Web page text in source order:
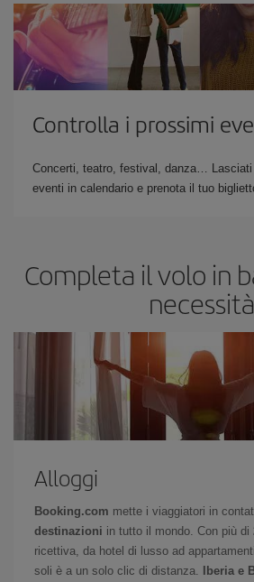
Controlla i prossimi
Concerti, teatro, festival, danza… Lasciati
eventi in calendario e prenota il tuo
Completa il volo in
necessità
Alloggi
Booking.com mette i viaggiatori in
destinazioni in tutto il mondo. Con più di
ricettiva, da hotel di lusso ad
soli è a un solo clic di distanza.
Iberia e